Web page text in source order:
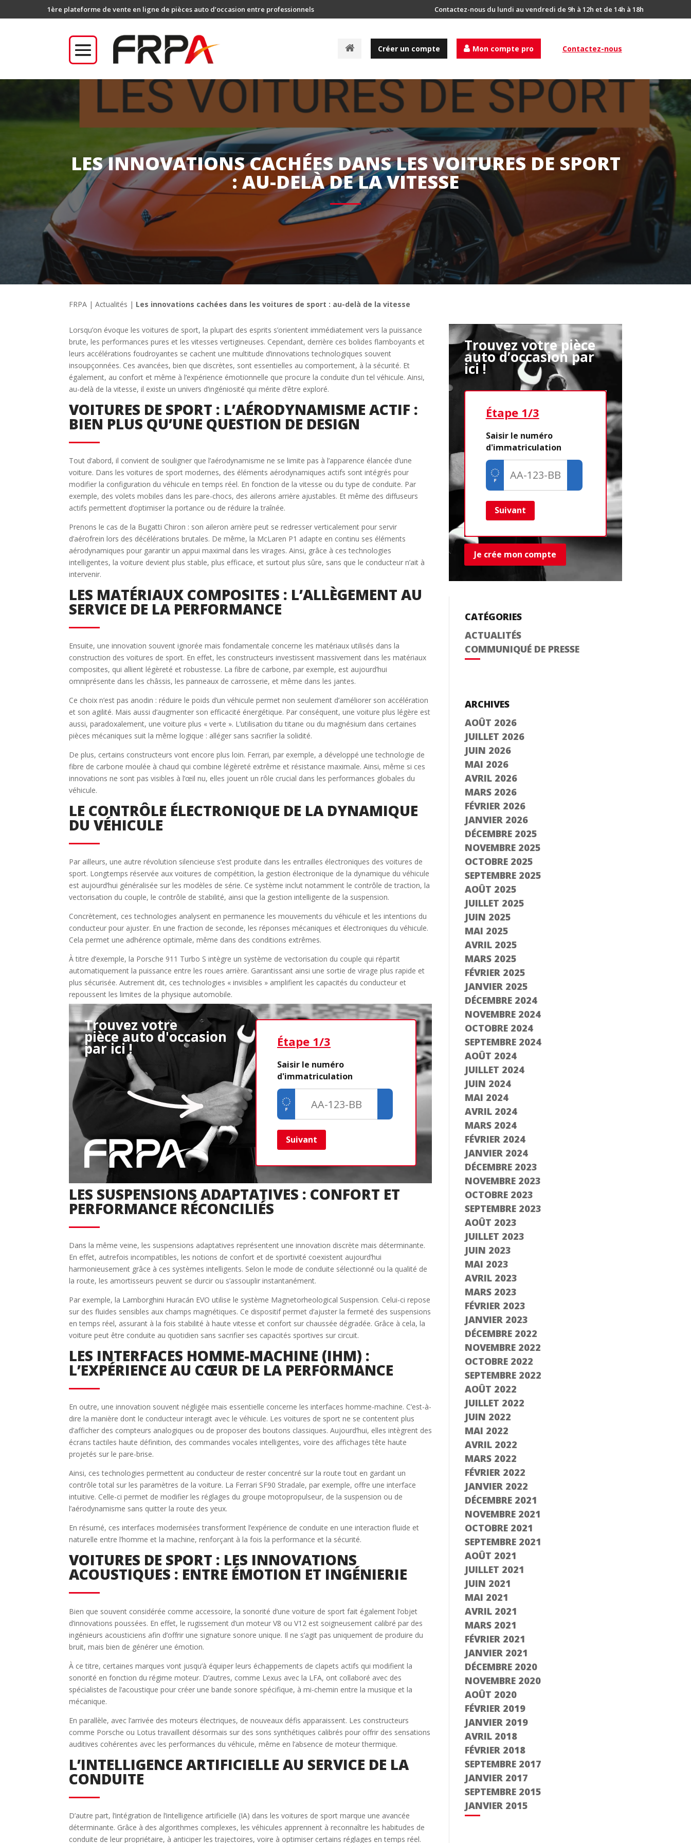
1ère plateforme de vente en ligne de pièces auto d’occasion entre professionnels Contactez-nous du lundi au vendredi de 9h à 12h et de 14h à 18h
A
Créer un compte Mon compte pro Contactez-nous
LES INNOVATIONS CACHÉES DANS LES VOITURES DE SPORT
: AU-DELÀ DE LA VITESSE
FRPA |Actualités | Les innovations cachées dans les voitures de sport : au-delà de la vitesse
Lorsqu’on évoque les voitures de sport, la plupart des esprits s’orientent immédiatement vers la puissance
brute, les performances pures et les vitesses vertigineuses. Cependant, derrière ces bolides flamboyants et
leurs accélérations foudroyantes se cachent une multitude d’innovations technologiques souvent
insoupçonnées. Ces avancées, bien que discrètes, sont essentielles au comportement, à la sécurité. Et
également, au confort et même à l’expérience émotionnelle que procure la conduite d’un tel véhicule. Ainsi,
au-delà de la vitesse, il existe un univers d’ingéniosité qui mérite d’être exploré.
VOITURES DE SPORT : L’AÉRODYNAMISME ACTIF :
BIEN PLUS QU’UNE QUESTION DE DESIGN
Tout d’abord, il convient de souligner que l’aérodynamisme ne se limite pas à l’apparence élancée d’une
voiture. Dans les voitures de sport modernes, des éléments aérodynamiques actifs sont intégrés pour
modifier la configuration du véhicule en temps réel. En fonction de la vitesse ou du type de conduite. Par
exemple, des volets mobiles dans les pare-chocs, des ailerons arrière ajustables. Et même des diffuseurs
actifs permettent d’optimiser la portance ou de réduire la traînée.
Prenons le cas de la Bugatti Chiron : son aileron arrière peut se redresser verticalement pour servir
d’aérofrein lors des décélérations brutales. De même, la McLaren P1 adapte en continu ses éléments
aérodynamiques pour garantir un appui maximal dans les virages. Ainsi, grâce à ces technologies
intelligentes, la voiture devient plus stable, plus efficace, et surtout plus sûre, sans que le conducteur n’ait à
intervenir.
LES MATÉRIAUX COMPOSITES : L’ALLÈGEMENT AU
SERVICE DE LA PERFORMANCE
Ensuite, une innovation souvent ignorée mais fondamentale concerne les matériaux utilisés dans la
construction des voitures de sport. En effet, les constructeurs investissent massivement dans les matériaux
composites, qui allient légèreté et robustesse. La fibre de carbone, par exemple, est aujourd’hui
omniprésente dans les châssis, les panneaux de carrosserie, et même dans les jantes.
Ce choix n’est pas anodin : réduire le poids d’un véhicule permet non seulement d’améliorer son accélération
et son agilité. Mais aussi d’augmenter son efficacité énergétique. Par conséquent, une voiture plus légère est
aussi, paradoxalement, une voiture plus « verte ». L’utilisation du titane ou du magnésium dans certaines
pièces mécaniques suit la même logique : alléger sans sacrifier la solidité.
De plus, certains constructeurs vont encore plus loin. Ferrari, par exemple, a développé une technologie de
fibre de carbone moulée à chaud qui combine légèreté extrême et résistance maximale. Ainsi, même si ces
innovations ne sont pas visibles à l’œil nu, elles jouent un rôle crucial dans les performances globales du
véhicule.
LE CONTRÔLE ÉLECTRONIQUE DE LA DYNAMIQUE
DU VÉHICULE
Par ailleurs, une autre révolution silencieuse s’est produite dans les entrailles électroniques des voitures de
sport. Longtemps réservée aux voitures de compétition, la gestion électronique de la dynamique du véhicule
est aujourd’hui généralisée sur les modèles de série. Ce système inclut notamment le contrôle de traction, la
vectorisation du couple, le contrôle de stabilité, ainsi que la gestion intelligente de la suspension.
Concrètement, ces technologies analysent en permanence les mouvements du véhicule et les intentions du
conducteur pour ajuster. En une fraction de seconde, les réponses mécaniques et électroniques du véhicule.
Cela permet une adhérence optimale, même dans des conditions extrêmes.
À titre d’exemple, la Porsche 911 Turbo S intègre un système de vectorisation du couple qui répartit
automatiquement la puissance entre les roues arrière. Garantissant ainsi une sortie de virage plus rapide et
plus sécurisée. Autrement dit, ces technologies « invisibles » amplifient les capacités du conducteur et
repoussent les limites de la physique automobile.
Trouvez votre
pièce auto d'occasion
par ici !Étape 2/3
Déjà adhérent ?
Créer un compte
Retour
Étape 1/3
Saisir le numéro
d'immatriculation
Suivant
Étape 2/3
Déjà adhérent ?
Créer un compte
LES SUSPENSIONS ADAPTATIVES : CONFORT ET
PERFORMANCE RÉCONCILIÉS
Dans la même veine, les suspensions adaptatives représentent une innovation discrète mais déterminante.
En effet, autrefois incompatibles, les notions de confort et de sportivité coexistent aujourd’hui
harmonieusement grâce à ces systèmes intelligents. Selon le mode de conduite sélectionné ou la qualité de
la route, les amortisseurs peuvent se durcir ou s’assouplir instantanément.
Par exemple, la Lamborghini Huracán EVO utilise le système Magnetorheological Suspension. Celui-ci repose
sur des fluides sensibles aux champs magnétiques. Ce dispositif permet d’ajuster la fermeté des suspensions
en temps réel, assurant à la fois stabilité à haute vitesse et confort sur chaussée dégradée. Grâce à cela, la
voiture peut être conduite au quotidien sans sacrifier ses capacités sportives sur circuit.
LES INTERFACES HOMME-MACHINE (IHM) :
L’EXPÉRIENCE AU CŒUR DE LA PERFORMANCE
En outre, une innovation souvent négligée mais essentielle concerne les interfaces homme-machine. C’est-à-
dire la manière dont le conducteur interagit avec le véhicule. Les voitures de sport ne se contentent plus
d’afficher des compteurs analogiques ou de proposer des boutons classiques. Aujourd’hui, elles intègrent des
écrans tactiles haute définition, des commandes vocales intelligentes, voire des affichages tête haute
projetés sur le pare-brise.
Ainsi, ces technologies permettent au conducteur de rester concentré sur la route tout en gardant un
contrôle total sur les paramètres de la voiture. La Ferrari SF90 Stradale, par exemple, offre une interface
intuitive. Celle-ci permet de modifier les réglages du groupe motopropulseur, de la suspension ou de
l’aérodynamisme sans quitter la route des yeux.
En résumé, ces interfaces modernisées transforment l’expérience de conduite en une interaction fluide et
naturelle entre l’homme et la machine, renforçant à la fois la performance et la sécurité.
VOITURES DE SPORT : LES INNOVATIONS
ACOUSTIQUES : ENTRE ÉMOTION ET INGÉNIERIE
Bien que souvent considérée comme accessoire, la sonorité d’une voiture de sport fait également l’objet
d’innovations poussées. En effet, le rugissement d’un moteur V8 ou V12 est soigneusement calibré par des
ingénieurs acousticiens afin d’offrir une signature sonore unique. Il ne s’agit pas uniquement de produire du
bruit, mais bien de générer une émotion.
À ce titre, certaines marques vont jusqu’à équiper leurs échappements de clapets actifs qui modifient la
sonorité en fonction du régime moteur. D’autres, comme Lexus avec la LFA, ont collaboré avec des
spécialistes de l’acoustique pour créer une bande sonore spécifique, à mi-chemin entre la musique et la
mécanique.
En parallèle, avec l’arrivée des moteurs électriques, de nouveaux défis apparaissent. Les constructeurs
comme Porsche ou Lotus travaillent désormais sur des sons synthétiques calibrés pour offrir des sensations
auditives cohérentes avec les performances du véhicule, même en l’absence de moteur thermique.
L’INTELLIGENCE ARTIFICIELLE AU SERVICE DE LA
CONDUITE
D’autre part, l’intégration de l’intelligence artificielle (IA) dans les voitures de sport marque une avancée
déterminante. Grâce à des algorithmes complexes, les véhicules apprennent à reconnaître les habitudes de
conduite de leur propriétaire, à anticiper les trajectoires, voire à optimiser certains réglages en temps réel.
Trouvez votre pièce
auto d’occasion par
ici !
Étape 2/3
Créer un compte
Étape 1/3
Saisir le numéro
d'immatriculation
Suivant
Je crée mon compte
CATÉGORIES
ACTUALITÉS
COMMUNIQUÉ DE PRESSE
ARCHIVES
AOÛT 2026
JUILLET 2026
JUIN 2026
MAI 2026
AVRIL 2026
MARS 2026
FÉVRIER 2026
JANVIER 2026
DÉCEMBRE 2025
NOVEMBRE 2025
OCTOBRE 2025
SEPTEMBRE 2025
AOÛT 2025
JUILLET 2025
JUIN 2025
MAI 2025
AVRIL 2025
MARS 2025
FÉVRIER 2025
JANVIER 2025
DÉCEMBRE 2024
NOVEMBRE 2024
OCTOBRE 2024
SEPTEMBRE 2024
AOÛT 2024
JUILLET 2024
JUIN 2024
MAI 2024
AVRIL 2024
MARS 2024
FÉVRIER 2024
JANVIER 2024
DÉCEMBRE 2023
NOVEMBRE 2023
OCTOBRE 2023
SEPTEMBRE 2023
AOÛT 2023
JUILLET 2023
JUIN 2023
MAI 2023
AVRIL 2023
MARS 2023
FÉVRIER 2023
JANVIER 2023
DÉCEMBRE 2022
NOVEMBRE 2022
OCTOBRE 2022
SEPTEMBRE 2022
AOÛT 2022
JUILLET 2022
JUIN 2022
MAI 2022
AVRIL 2022
MARS 2022
FÉVRIER 2022
JANVIER 2022
DÉCEMBRE 2021
NOVEMBRE 2021
OCTOBRE 2021
SEPTEMBRE 2021
AOÛT 2021
JUILLET 2021
JUIN 2021
MAI 2021
AVRIL 2021
MARS 2021
FÉVRIER 2021
JANVIER 2021
DÉCEMBRE 2020
NOVEMBRE 2020
AOÛT 2020
FÉVRIER 2019
JANVIER 2019
AVRIL 2018
FÉVRIER 2018
SEPTEMBRE 2017
JANVIER 2017
SEPTEMBRE 2015
JANVIER 2015